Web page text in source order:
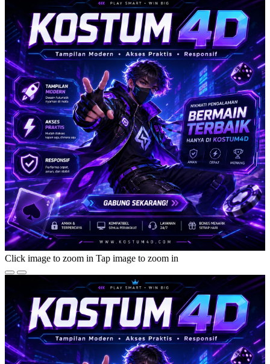
Click image to zoom in Tap image to zoom in